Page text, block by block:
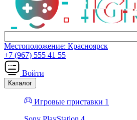
Местоположение: Красноярск
+7 (967) 555 41 55
Войти
Каталог
Игровые приставки 1